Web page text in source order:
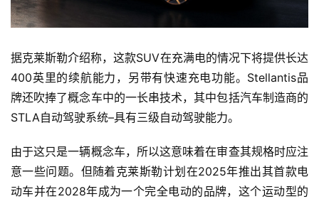
据克莱斯勒介绍称，这款SUV在充满电的情况下将提供长达
400英里的续航能力，另带有快速充电功能。Stellantis品
牌还吹捧了概念车中的一长串技术，其中包括汽车制造商的
STLA自动驾驶系统–具有三级自动驾驶能力。
由于这只是一辆概念车，所以这意味着在审查其规格时应注
意一些问题。但随着克莱斯勒计划在2025年推出其首款电
动车并在2028年成为一个完全电动的品牌，这个运动型的